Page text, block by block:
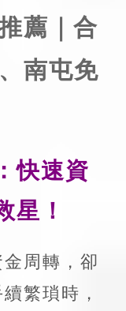
薦｜合
南屯免
快速資
星！
周轉，卻
繁瑣時，